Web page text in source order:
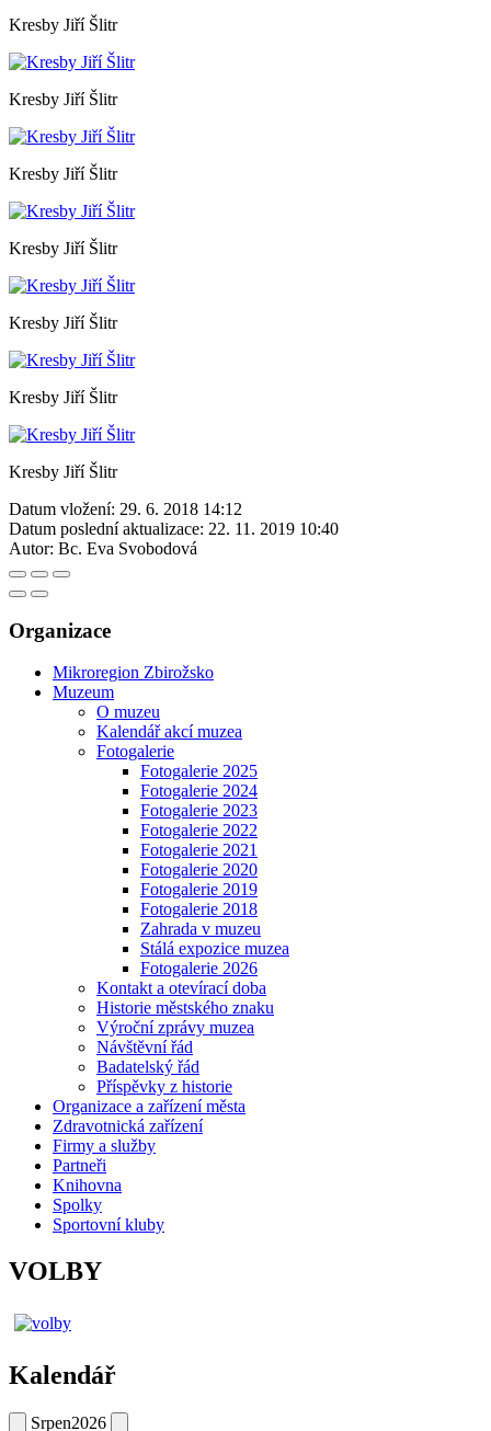
Kresby Jiří Šlitr
Kresby Jiří Šlitr
Kresby Jiří Šlitr
Kresby Jiří Šlitr
Kresby Jiří Šlitr
Kresby Jiří Šlitr
Kresby Jiří Šlitr
Datum vložení: 29. 6. 2018 14:12
Datum poslední aktualizace: 22. 11. 2019 10:40
Autor: Bc. Eva Svobodová
Organizace
Mikroregion Zbirožsko
Muzeum
O muzeu
Kalendář akcí muzea
Fotogalerie
Fotogalerie 2025
Fotogalerie 2024
Fotogalerie 2023
Fotogalerie 2022
Fotogalerie 2021
Fotogalerie 2020
Fotogalerie 2019
Fotogalerie 2018
Zahrada v muzeu
Stálá expozice muzea
Fotogalerie 2026
Kontakt a otevírací doba
Historie městského znaku
Výroční zprávy muzea
Návštěvní řád
Badatelský řád
Příspěvky z historie
Organizace a zařízení města
Zdravotnická zařízení
Firmy a služby
Partneři
Knihovna
Spolky
Sportovní kluby
VOLBY
Kalendář
Srpen2026